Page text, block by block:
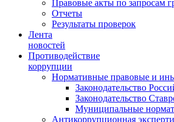
Правовые акты по запросам
Отчеты
Результаты проверок
Лента
новостей
Противодействие
коррупции
Нормативные правовые и
Законодательство
Законодательство
Муниципальные
Антикоррупционная